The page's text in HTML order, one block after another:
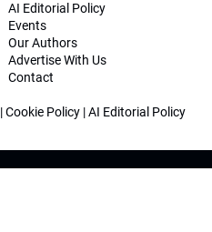
AI Editorial Policy
Events
Our Authors
Advertise With Us
Contact
|Cookie Policy |AI Editorial Policy